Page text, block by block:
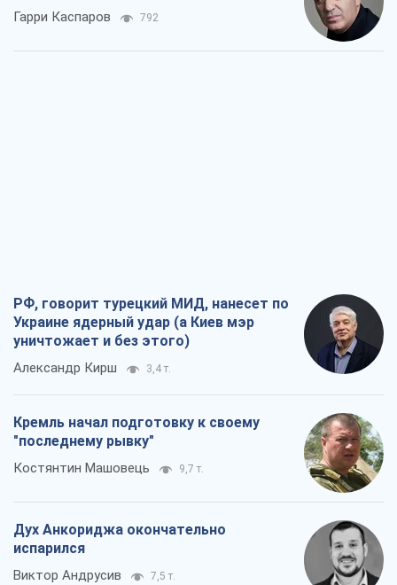
Гарри Каспаров 792
РФ, говорит турецкий МИД, нанесет по
Украине ядерный удар (а Киев мэр
уничтожает и без этого)
Александр Кирш 3,4 т.
Кремль начал подготовку к своему
"последнему рывку"
Костянтин Машовець 9,7 т.
Дух Анкориджа окончательно
испарился
Виктор Андрусив 7,5 т.